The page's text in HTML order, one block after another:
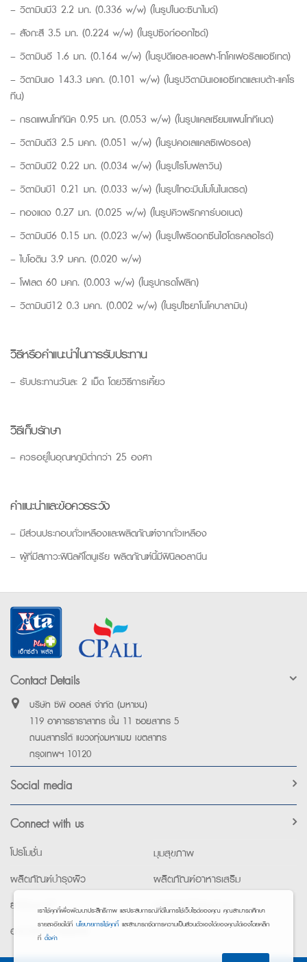
– วิตามินบี3 2.2 มก. (0.336 w/w) (ในรูปไนอะซินาไมด์)
– สังกะสี 3.5 มก. (0.224 w/w) (ในรูปซิงก์ออกไซด์)
– วิตามินอี 1.6 มก. (0.164 w/w) (ในรูปดีแอล-แอลฟา-โทโคเฟอริลแอซีเทต)
– วิตามินเอ 143.3 มคก. (0.101 w/w) (ในรูปวิตามินเอแอซีเทตและเบต้า-แคโร
ทีน)
– กรดแพนโททีนิค 0.95 มก. (0.053 w/w) (ในรูปแคลเซียมแพนโททีเนต)
– วิตามินดี3 2.5 มคก. (0.051 w/w) (ในรูปคอเลแคลซิเฟอรอล)
– วิตามินบี2 0.22 มก. (0.034 w/w) (ในรูปไรโบฟลาวิน)
– วิตามินบี1 0.21 มก. (0.033 w/w) (ในรูปไทอะมีนโมโนไนเตรต)
– ทองแดง 0.27 มก. (0.025 w/w) (ในรูปคิวพริกคาร์บอเนต)
– วิตามินบี6 0.15 มก. (0.023 w/w) (ในรูปไพริดอกซีนไฮโดรคลอไรด์)
– ไบโอติน 3.9 มคก. (0.020 w/w)
– โฟเลต 60 มคก. (0.003 w/w) (ในรูปกรดโฟลิก)
– วิตามินบี12 0.3 มคก. (0.002 w/w) (ในรูปไซยาโนโคบาลามิน)
วิธีหรือคำแนะนำในการรับประทาน
– รับประทานวันละ 2 เม็ด โดยวิธีการเคี้ยว
วิธีเก็บรักษา
– ควรอยู่ในอุณหภูมิต่ำกว่า 25 องศา
คำแนะนำและข้อควรระวัง
– มีส่วนประกอบถั่วเหลืองและผลิตภัณฑ์จากถั่วเหลือง
– ผู้ที่มีสภาวะฟินิลคีโตนูเรีย ผลิตภัณฑ์นี้มีฟินิลอลานีน
Contact Details
บริษัท ซีพี ออลล์ จำกัด (มหาชน)
119 อาคารธาราสาทร ชั้น 11 ซอยสาทร 5
ถนนสาทรใต้ แขวงทุ่งมหาเมฆ เขตสาทร
กรุงเทพฯ 10120
Social media
Connect with us
โปรโมชั่น
มุมสุขภาพ
ผลิตภัณฑ์บำรุงผิว
ผลิตภัณฑ์อาหารเสริม
ยาใช้เฉพาะที่
อุปกรณ์เพื่อสุขภาพ
อาหารทางการแพทย์
เราใช้คุกกี้เพื่อพัฒนาประสิทธิภาพ และประสบการณ์ที่ดีในการใช้เว็บไซต์ของคุณ คุณสามารถศึกษา
รายละเอียดได้ที่ นโยบายการใช้คุกกี้ และสามารถจัดการความเป็นส่วนตัวเองได้ของคุณได้เองโดยคลิก
ที่ ตั้งค่า